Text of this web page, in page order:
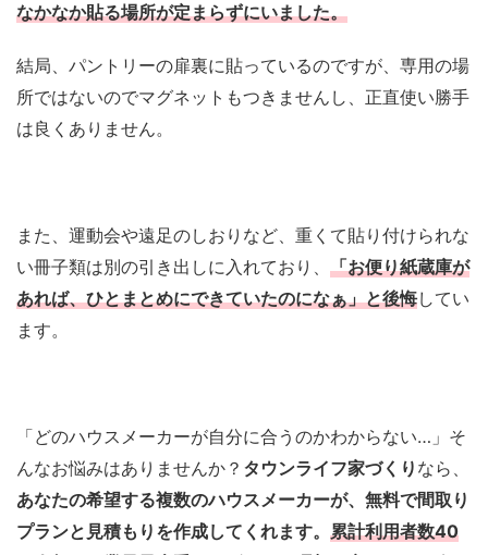
なかなか貼る場所が定まらずにいました。
結局、パントリーの扉裏に貼っているのですが、専用の場
所ではないのでマグネットもつきませんし、正直使い勝手
は良くありません。
また、運動会や遠足のしおりなど、重くて貼り付けられな
い冊子類は別の引き出しに入れており、 「お便り紙蔵庫が
あれば、ひとまとめにできていたのになぁ」と後悔してい
ます。
「どのハウスメーカーが自分に合うのかわからない…」そ
んなお悩みはありませんか？ タウンライフ家づくり なら、
あなたの希望する複数のハウスメーカーが、無料で間取り
プランと見積もりを作成してくれます。 累計利用者数40